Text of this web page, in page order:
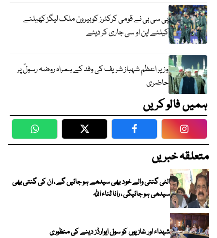
پی سی بی نے قومی کرکٹرز کو بیرون ملک لیگز کھیلنے
کیلئے این او سی جاری کر دیئے
وزیر اعظم شہباز شریف کی وفد کے ہمراہ روضہ رسولؐ پر
حاضری
ہمیں فالو کریں
WhatsApp Twitter Facebook
متعلقہ خبریں
الٹی گنتی والے خود بھی سیدھے ہو جائیں گے ، ان کی گنتی بھی
سیدھی ہو جائیگی ، رانا ثناء اللہ
شہداء اور غازیوں کو سول ایوارڈز دینے کی منظوری